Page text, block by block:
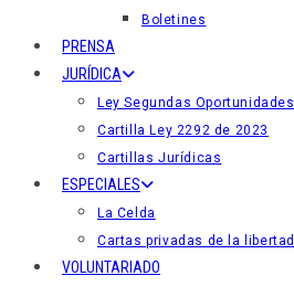
Boletines
PRENSA
JURÍDICA
Ley Segundas Oportunidades
Cartilla Ley 2292 de 2023
Cartillas Jurídicas
ESPECIALES
La Celda
Cartas privadas de la libertad
VOLUNTARIADO